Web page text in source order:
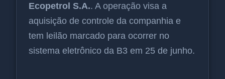
Ecopetrol S.A.. A operação visa a
aquisição de controle da companhia e
tem leilão marcado para ocorrer no
sistema eletrônico da B3 em 25 de junho.